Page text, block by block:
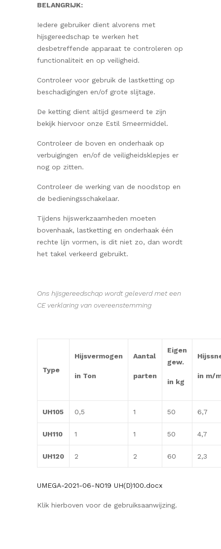
BELANGRIJK:
Iedere gebruiker dient alvorens met
hijsgereedschap te werken het
desbetreffende apparaat te controleren op
functionaliteit en op veiligheid.
Controleer voor gebruik de lastketting op
beschadigingen en/of grote slijtage.
De ketting dient altijd gesmeerd te zijn
bekijk hiervoor onze Estil Smeermiddel.
Controleer de boven en onderhaak op
verbuigingen en/of de veiligheidsklepjes er
nog op zitten.
Controleer de werking van de noodstop en
de bedieningsschakelaar.
Tijdens hijswerkzaamheden moeten
bovenhaak, lastketting en onderhaak één
rechte lijn vormen, is dit niet zo, dan wordt
het takel verkeerd gebruikt.
Ons hijsgereedschap wordt geleverd met een
CE verklaring van overeenstemming
Type
Hijsvermogen
in Ton
Aantal
parten
Eigen
gew.
in kg
in m/
UH105 0,5 1 50 6,7
UH110 1 1 50 4,7
UH120 2 2 60 2,3
UMEGA-2021-06-NO19 UH(D)100.docx
Klik hierboven voor de gebruiksaanwijzing.